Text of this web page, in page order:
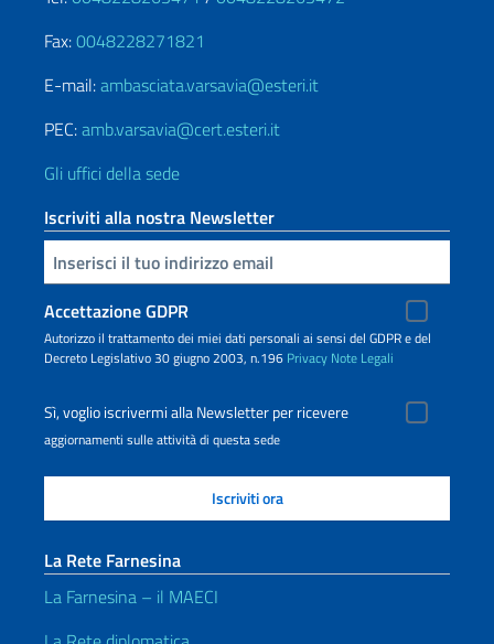
Fax:0048228271821
E-mail:ambasciata.varsavia@esteri.it
PEC:amb.varsavia@cert.esteri.it
Gli uffici della sede
Iscriviti alla nostra Newsletter
Inserisci la tua email
Accettazione GDPR
Autorizzo il trattamento dei miei dati personali ai sensi del GDPR e del
Decreto Legislativo 30 giugno 2003, n.196 Privacy Note Legali
Sì, voglio iscrivermi alla Newsletter per ricevere
aggiornamenti sulle attività di questa sede
La Rete Farnesina
La Farnesina – il MAECI